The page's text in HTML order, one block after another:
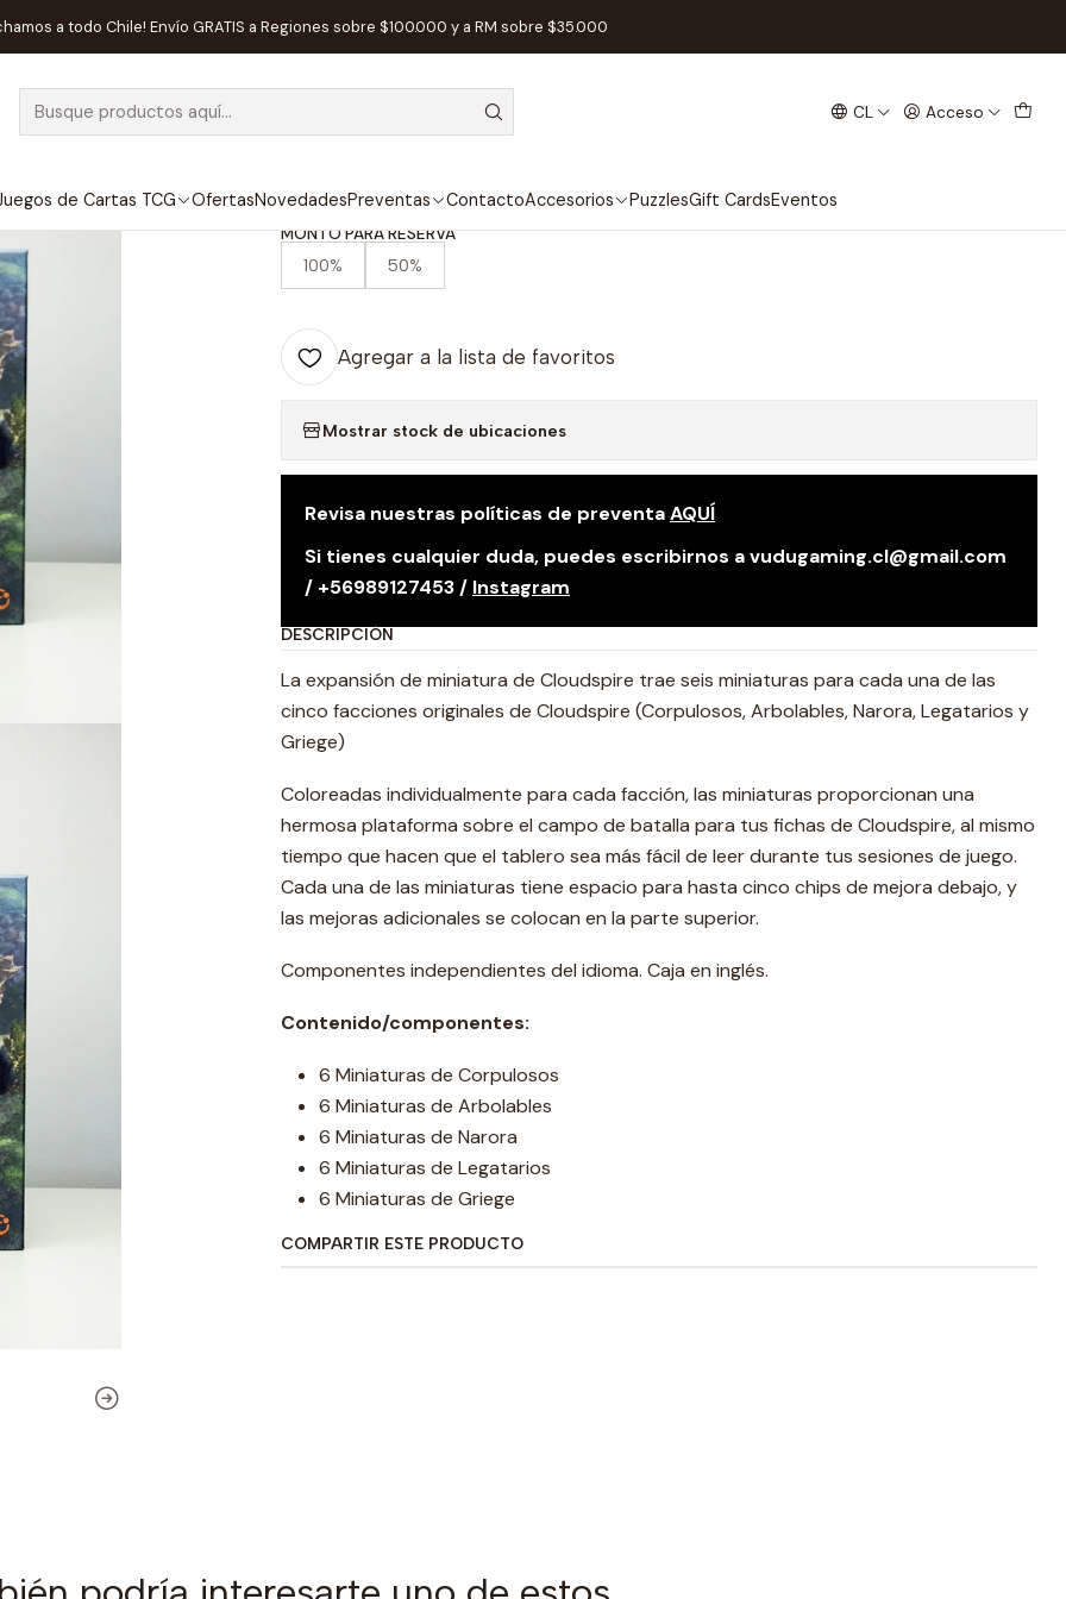
CL Acceso
de Cartas TCG OfertasNovedadesPreventas ContactoAccesorios PuzzlesGift CardsEventos
a todo Chile! Envío GRATIS a Regiones sobre $100.000 y a RM sobre $35.000
Maldito Games Preventa - MINIATURES EXPANSION - CLOUDSPIRE
Preventa - MINIATURES EXPANSION -
MONTO PARA RESERVA
100% 50%
Agregar a la lista de favoritos
Mostrar stock de ubicaciones
Revisa nuestras políticas de preventaAQUÍ
Si tienes cualquier duda, puedes escribirnos a vudugaming.cl@gmail.com
/ +56989127453 / Instagram
DESCRIPCIÓN
La expansión de miniatura de Cloudspire trae seis miniaturas para cada una de las
cinco facciones originales de Cloudspire (Corpulosos, Arbolables, Narora, Legatarios y
Griege)
Coloreadas individualmente para cada facción, las miniaturas proporcionan una
hermosa plataforma sobre el campo de batalla para tus fichas de Cloudspire, al mismo
tiempo que hacen que el tablero sea más fácil de leer durante tus sesiones de juego.
Cada una de las miniaturas tiene espacio para hasta cinco chips de mejora debajo, y
las mejoras adicionales se colocan en la parte superior.
Componentes independientes del idioma. Caja en inglés.
Contenido/componentes:
6 Miniaturas de Corpulosos
6 Miniaturas de Arbolables
6 Miniaturas de Narora
6 Miniaturas de Legatarios
6 Miniaturas de Griege
COMPARTIR ESTE PRODUCTO